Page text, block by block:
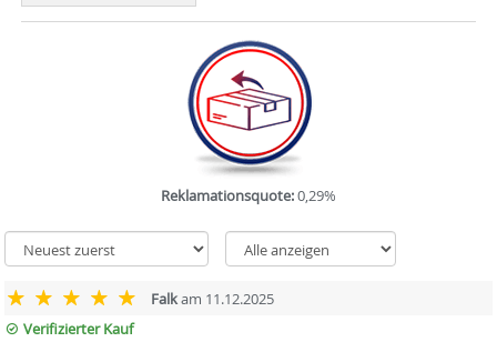
Reklamationsquote:0,29%
Falkam 11.12.2025
Verifizierter Kauf